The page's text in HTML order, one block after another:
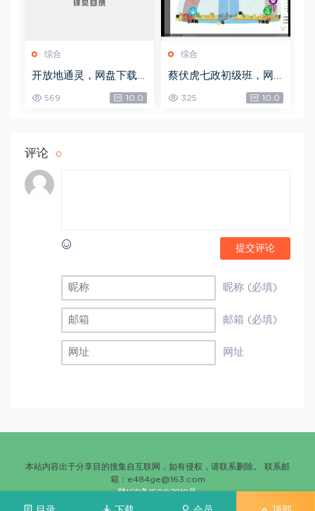
综合
开放地通灵，网盘下载
569 10.0
综合
蔡伏虎七政初级班，网
325 10.0
评论 0
提交评论
昵称 (必填)
邮箱 (必填)
网址
本站内容出于分享目的搜集自互联网，如有侵权，请联系删除。 联系邮
箱： e484ge@163.com
陕ICP备15007819号